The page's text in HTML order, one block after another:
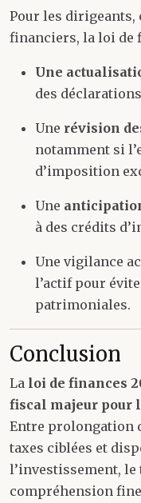
Pour les dirigeants,
financiers, la loi de
Une
des
Une révision
notamment si
d’imposition
Une
à des crédits
Une vigilance
l’actif pour
patrimoniales.
Conclusion
La loi de finances
fiscal majeur pour
Entre prolongation
taxes ciblées et
l’investissement, le
compréhension